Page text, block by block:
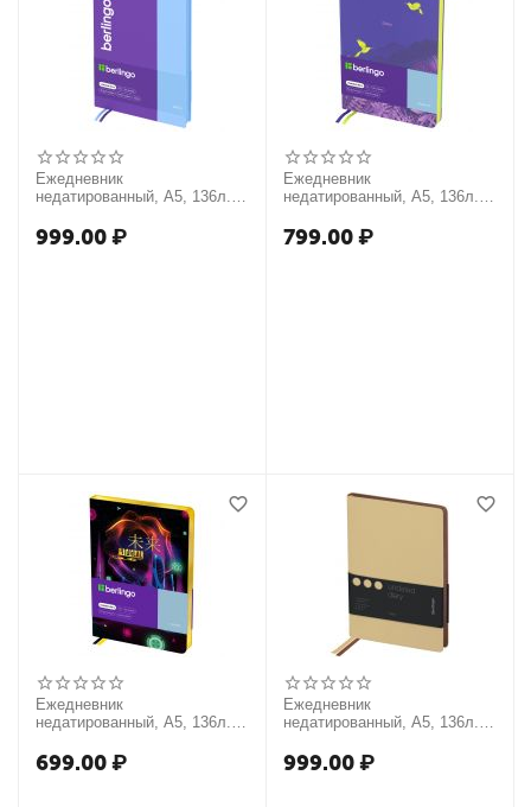
Ежедневник
недатированный, А5, 136л.,
голубой срез, фиолетовый/
голубой
999.00₽
Ежедневник
недатированный, А5, 136л.,
цветной срез, с рисунком
799.00₽
Ежедневник
недатированный, А5, 136л.,
золотой срез, с рисунком
699.00₽
Ежедневник
недатированный, А5, 136л.,
цветной срез, бежевый
999.00₽